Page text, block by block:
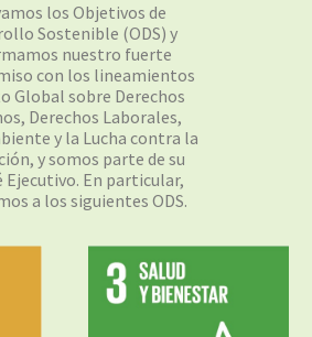
los Objetivos de
Sostenible (ODS) y
nuestro fuerte
con los lineamientos
Global sobre Derechos
Derechos Laborales,
y la Lucha contra la
y somos parte de su
Ejecutivo. En particular,
a los siguientes ODS.